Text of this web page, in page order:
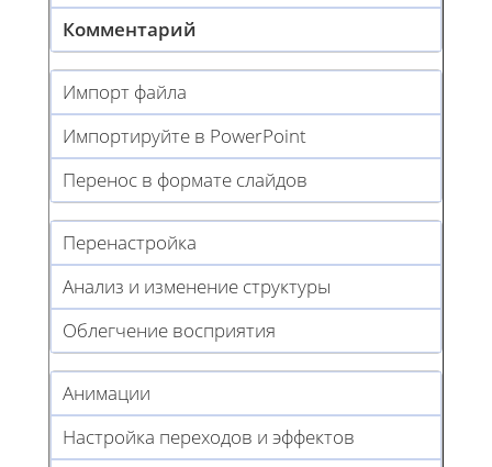
Комментарий
Импорт файла
Импортируйте в PowerPoint
Перенос в формате слайдов
Перенастройка
Анализ и изменение структуры
Облегчение восприятия
Анимации
Настройка переходов и эффектов